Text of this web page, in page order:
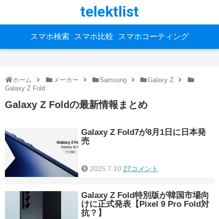
telektlist
スマホ検索 スマホ比較 スマホコーティング
ホーム メーカー Samsung
Galaxy Z
Galaxy Z Fold
Galaxy Z Foldの最新情報まとめ
Galaxy Z Fold7が8月1日に日本発
売
2025.7.10 27コメント
Galaxy Z Fold特別版が韓国市場向
けに正式発表【Pixel 9 Pro Fold対
抗？】